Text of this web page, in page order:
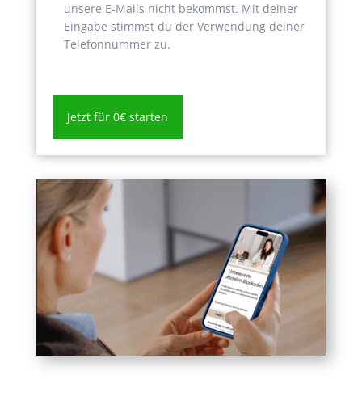
unsere E-Mails nicht bekommst. Mit deiner
Eingabe stimmst du der Verwendung deiner
Telefonnummer zu.
Jetzt für 0€ starten